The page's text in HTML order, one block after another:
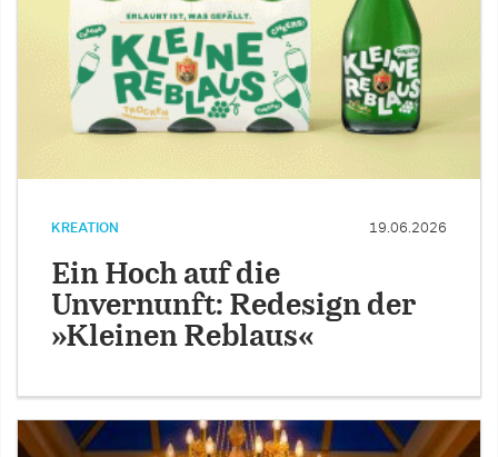
KREATION 19.06.2026
Ein Hoch auf die
Unvernunft: Redesign der
»Kleinen Reblaus«